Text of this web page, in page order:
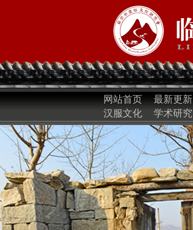
网站首页 最新更新
汉服文化
学术研究